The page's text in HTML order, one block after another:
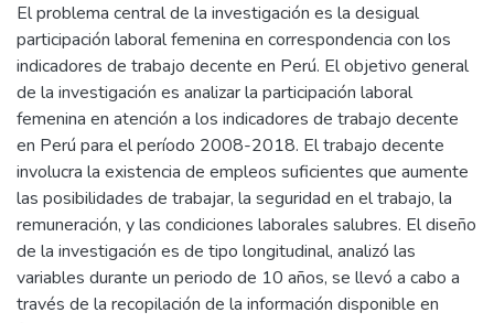
El problema central de la investigación es la desigual
participación laboral femenina en correspondencia con los
indicadores de trabajo decente en Perú. El objetivo general
de la investigación es analizar la participación laboral
femenina en atención a los indicadores de trabajo decente
en Perú para el período 2008-2018. El trabajo decente
involucra la existencia de empleos suficientes que aumente
las posibilidades de trabajar, la seguridad en el trabajo, la
remuneración, y las condiciones laborales salubres. El diseño
de la investigación es de tipo longitudinal, analizó las
variables durante un periodo de 10 años, se llevó a cabo a
través de la recopilación de la información disponible en